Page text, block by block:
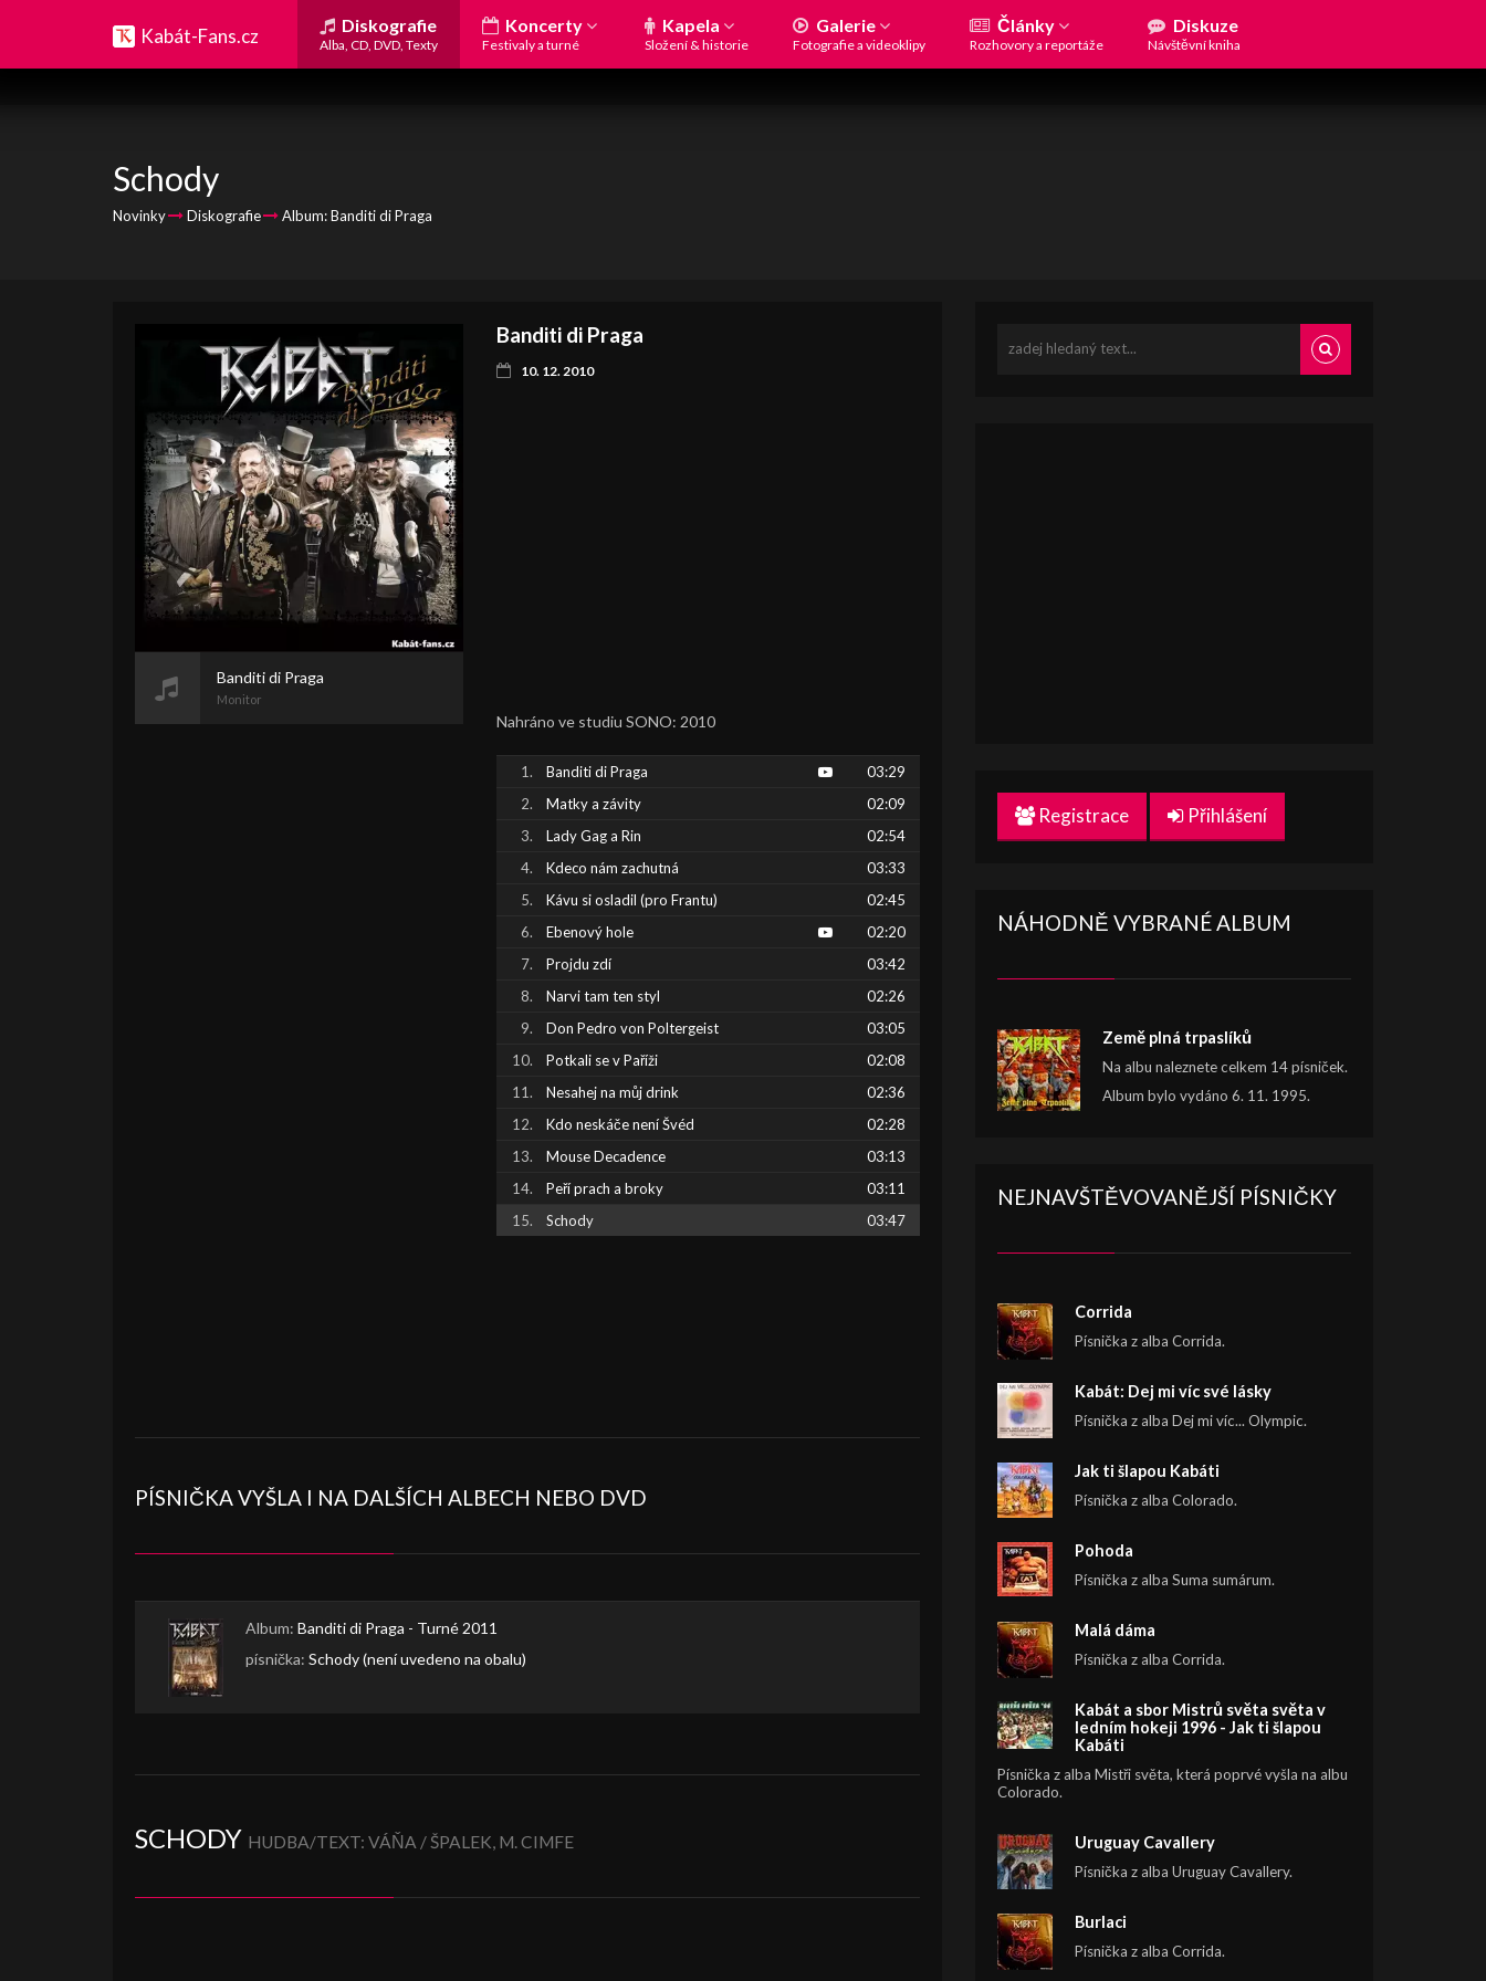
Kabát-Fans.cz Diskografie
Alba, CD, DVD, Texty
Koncerty
Festivaly a turné
Kapela
Složení & historie
Galerie
Fotografie a videoklipy
Články
Rozhovory a reportáže
Diskuze
Návštěvní kniha
Schody
Novinky Diskografie Album: Banditi di Praga
Banditi di Praga
Monitor
Banditi di Praga
10. 12. 2010
Nahráno ve studiu SONO: 2010
Banditi di Praga
03:29
Matky a závity
02:09
Lady Gag a Rin
02:54
Kdeco nám zachutná
03:33
Kávu si osladil (pro Frantu)
02:45
Ebenový hole
02:20
Projdu zdí
03:42
Narvi tam ten styl
02:26
Don Pedro von Poltergeist
03:05
Potkali se v Paříži
02:08
Nesahej na můj drink
02:36
Kdo neskáče není Švéd
02:28
Mouse Decadence
03:13
Peří prach a broky
03:11
Schody
03:47
PÍSNIČKA VYŠLA I NA DALŠÍCH ALBECH NEBO DVD
Album: Banditi di Praga - Turné 2011
písnička: Schody (není uvedeno na obalu)
SCHODY HUDBA/TEXT: VÁŇA / ŠPALEK, M. CIMFE
Registrace Přihlášení
NÁHODNĚ VYBRANÉ ALBUM
Země plná trpaslíků
Na albu naleznete celkem 14 písniček.
Album bylo vydáno 6. 11. 1995.
NEJNAVŠTĚVOVANĚJŠÍ PÍSNIČKY
Corrida
Písnička z alba Corrida.
Kabát: Dej mi víc své lásky
Písnička z alba Dej mi víc... Olympic.
Jak ti šlapou Kabáti
Písnička z alba Colorado.
Pohoda
Písnička z alba Suma sumárum.
Malá dáma
Písnička z alba Corrida.
Kabát a sbor Mistrů světa světa v
ledním hokeji 1996 - Jak ti šlapou
Kabáti
Písnička z alba Mistři světa, která poprvé vyšla na albu
Colorado.
Uruguay Cavallery
Písnička z alba Uruguay Cavallery.
Burlaci
Písnička z alba Corrida.